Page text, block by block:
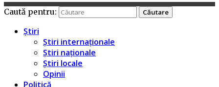
Caută pentru:
Știri
Știri internaționale
Știri naționale
Știri locale
Opinii
Politică